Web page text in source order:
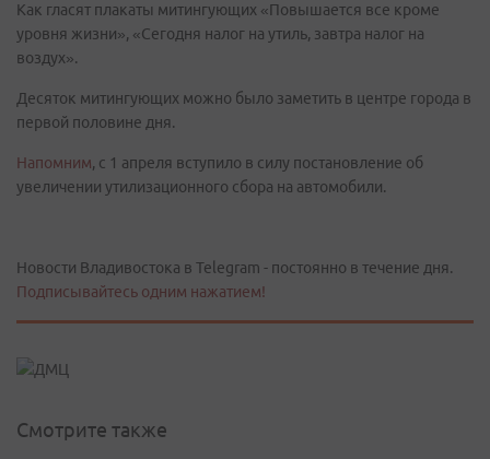
Как гласят плакаты митингующих «Повышается все кроме
уровня жизни», «Сегодня налог на утиль, завтра налог на
воздух».
Десяток митингующих можно было заметить в центре города в
первой половине дня.
Напомним, с 1 апреля вступило в силу постановление об
увеличении утилизационного сбора на автомобили.
Новости Владивостока в Telegram - постоянно в течение дня.
Подписывайтесь одним нажатием!
Смотрите также